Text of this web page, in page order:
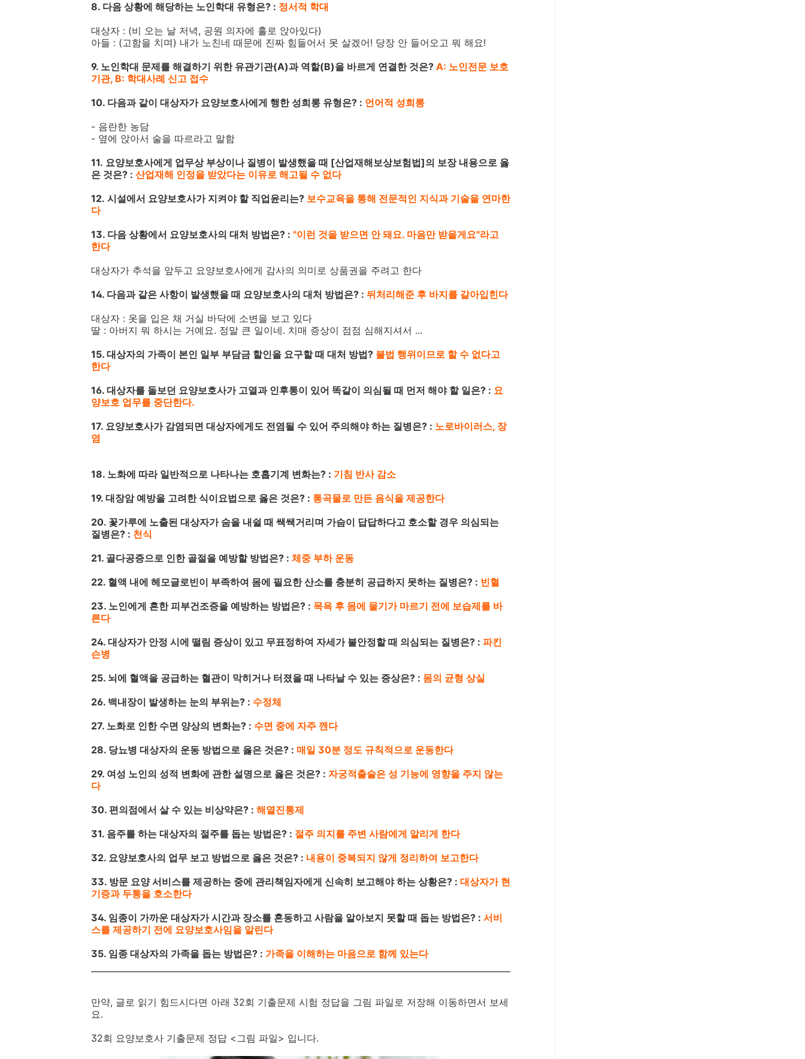
8. 다음 상황에 해당하는 노인학대 유형은? : 정서적 학대
대상자 : (비 오는 날 저녁, 공원 의자에 홀로 앉아있다)
아들 : (고함을 치며) 내가 노친네 때문에 진짜 힘들어서 못 살겠어! 당장 안 들어오고 뭐 해요!
9. 노인학대 문제를 해결하기 위한 유관기관(A)과 역할(B)을 바르게 연결한 것은? A: 노인전문 보호
기관, B: 학대사례 신고 접수
10. 다음과 같이 대상자가 요양보호사에게 행한 성희롱 유형은? : 언어적 성희롱
- 음란한 농담
- 옆에 앉아서 술을 따르라고 말함
11. 요양보호사에게 업무상 부상이나 질병이 발생했을 때 [산업재해보상보험법]의 보장 내용으로 옳
은 것은? : 산업재해 인정을 받았다는 이유로 해고될 수 없다
12. 시설에서 요양보호사가 지켜야 할 직업윤리는? 보수교육을 통해 전문적인 지식과 기술을 연마한
다
13. 다음 상황에서 요양보호사의 대처 방법은? : "이런 것을 받으면 안 돼요. 마음만 받을게요"라고
한다
대상자가 추석을 앞두고 요양보호사에게 감사의 의미로 상품권을 주려고 한다
14. 다음과 같은 사항이 발생했을 때 요양보호사의 대처 방법은? : 뒤처리해준 후 바지를 갈아입힌다
대상자 : 옷을 입은 채 거실 바닥에 소변을 보고 있다
딸 : 아버지 뭐 하시는 거예요. 정말 큰 일이네. 치매 증상이 점점 심해지셔서 ...
15. 대상자의 가족이 본인 일부 부담금 할인을 요구할 때 대처 방법? 불법 행위이므로 할 수 없다고
한다
16. 대상자를 돌보던 요양보호사가 고열과 인후통이 있어 똑같이 의심될 때 먼저 해야 할 일은? : 요
양보호 업무를 중단한다.
17. 요양보호사가 감염되면 대상자에게도 전염될 수 있어 주의해야 하는 질병은? : 노로바이러스, 장
염
18. 노화에 따라 일반적으로 나타나는 호흡기계 변화는? : 기침 반사 감소
19. 대장암 예방을 고려한 식이요법으로 옳은 것은? : 통곡물로 만든 음식을 제공한다
20. 꽃가루에 노출된 대상자가 숨을 내쉴 때 쌕쌕거리며 가슴이 답답하다고 호소할 경우 의심되는
질병은? : 천식
21. 골다공증으로 인한 골절을 예방할 방법은? : 체중 부하 운동
22. 혈액 내에 헤모글로빈이 부족하여 몸에 필요한 산소를 충분히 공급하지 못하는 질병은? : 빈혈
23. 노인에게 흔한 피부건조증을 예방하는 방법은? : 목욕 후 몸에 물기가 마르기 전에 보습제를 바
른다
24. 대상자가 안정 시에 떨림 증상이 있고 무표정하여 자세가 불안정할 때 의심되는 질병은? : 파킨
슨병
25. 뇌에 혈액을 공급하는 혈관이 막히거나 터졌을 때 나타날 수 있는 증상은? : 몸의 균형 상실
26. 백내장이 발생하는 눈의 부위는? : 수정체
27. 노화로 인한 수면 양상의 변화는? : 수면 중에 자주 깬다
28. 당뇨병 대상자의 운동 방법으로 옳은 것은? : 매일 30분 정도 규칙적으로 운동한다
29. 여성 노인의 성적 변화에 관한 설명으로 옳은 것은? : 자궁적출술은 성 기능에 영향을 주지 않는
다
30. 편의점에서 살 수 있는 비상약은? : 해열진통제
31. 음주를 하는 대상자의 절주를 돕는 방법은? : 절주 의지를 주변 사람에게 알리게 한다
32. 요양보호사의 업무 보고 방법으로 옳은 것은? : 내용이 중복되지 않게 정리하여 보고한다
33. 방문 요양 서비스를 제공하는 중에 관리책임자에게 신속히 보고해야 하는 상황은? : 대상자가 현
기증과 두통을 호소한다
34. 임종이 가까운 대상자가 시간과 장소를 혼동하고 사람을 알아보지 못할 때 돕는 방법은? : 서비
스를 제공하기 전에 요양보호사임을 알린다
35. 임종 대상자의 가족을 돕는 방법은? : 가족을 이해하는 마음으로 함께 있는다
만약, 글로 읽기 힘드시다면 아래 32회 기출문제 시험 정답을 그림 파일로 저장해 이동하면서 보세
요.
32회 요양보호사 기출문제 정답 <그림 파일> 입니다.